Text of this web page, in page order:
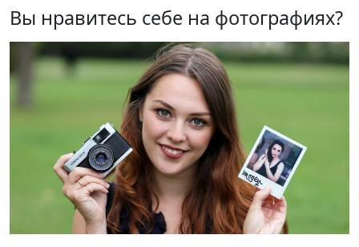
Вы нравитесь себе на фотографиях?